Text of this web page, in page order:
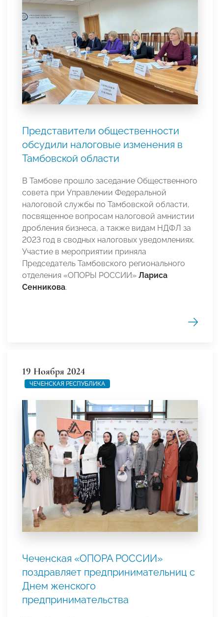
Представители общественности
обсудили налоговые изменения в
Тамбовской области
В Тамбове прошло заседание Общественного
совета при Управлении Федеральной
налоговой службы по Тамбовской области,
посвященное вопросам налоговой амнистии
дробления бизнеса, а также видам НДФЛ за
2023 год в сводных налоговых уведомлениях.
Участие в мероприятии приняла
Председатель Тамбовского регионального
отделения «ОПОРЫ РОССИИ» Лариса
Сенникова.
19 Ноября 2024
ЧЕЧЕНСКАЯ РЕСПУБЛИКА
Чеченская «ОПОРА РОССИИ»
поздравляет предпринимательниц с
Днем женского
предпринимательства